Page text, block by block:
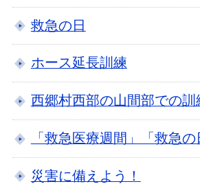
救急の日
ホース延長訓練
西郷村西部の山間部での訓
「救急医療週間」「救急の
災害に備えよう！